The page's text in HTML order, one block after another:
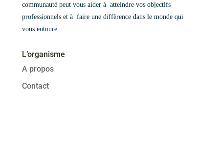
communauté peut vous aider à atteindre vos objectifs
professionnels et à faire une diffèrence dans le monde qui
vous entoure.
L’organisme
A propos
Contact